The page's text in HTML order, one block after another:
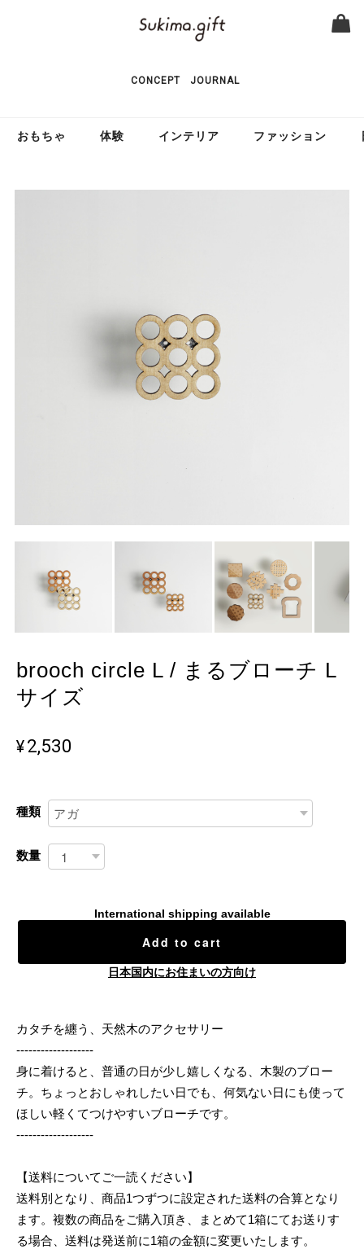
CONCEPT JOURNAL
おもちゃ 体験 インテリア ファッション
brooch circle L / まるブローチ L
サイズ
¥2,530
種類
数量
International shipping available
Add to cart
日本国内にお住まいの方向け
カタチを纏う、天然木のアクセサリー
-------------------
身に着けると、普通の日が少し嬉しくなる、木製のブロー
チ。ちょっとおしゃれしたい日でも、何気ない日にも使って
ほしい軽くてつけやすいブローチです。
-------------------
【送料についてご一読ください】
送料別となり、商品1つずつに設定された送料の合算となり
ます。複数の商品をご購入頂き、まとめて1箱にてお送りす
る場合、送料は発送前に1箱の金額に変更いたします。